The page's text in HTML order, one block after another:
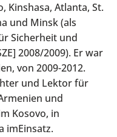
Kinshasa, Atlanta, St.
und Minsk (als
Sicherheit und
2008/2009). Er war
von 2009-2012.
und Lektor für
und
Kosovo, in
imEinsatz.